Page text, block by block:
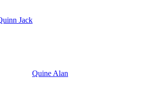
Jack
Quine Alan